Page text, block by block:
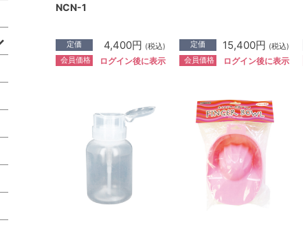
NCN-1
定価 4,400円 (税込)
会員価格 ログイン後に表示
定価 15,400円 (税込)
会員価格 ログイン後に表示